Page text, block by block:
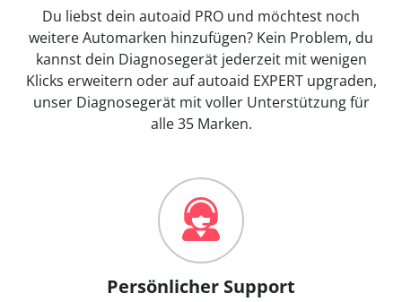
Du liebst dein autoaid PRO und möchtest noch
weitere Automarken hinzufügen? Kein Problem, du
kannst dein Diagnosegerät jederzeit mit wenigen
Klicks erweitern oder auf autoaid EXPERT upgraden,
unser Diagnosegerät mit voller Unterstützung für
alle 35 Marken.
Persönlicher Support